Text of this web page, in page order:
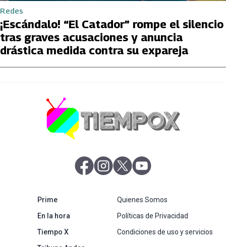
Redes
¡Escándalo! “El Catador” rompe el silencio
tras graves acusaciones y anuncia
drástica medida contra su expareja
abre en nueva pestaña
abre en nueva pestaña
abre en nueva pestaña
Primeabre en nueva pestaña
En la horaabre en nueva pestaña
Tiempo X
Quienes Somos
Políticas de Privacidad
Condiciones de uso y servicios